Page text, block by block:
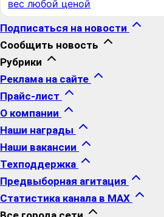
вес любой ценой
Подписаться на новости
Сообщить новость
Рубрики
Реклама на сайте
Прайс-лист
О компании
Наши награды
Наши вакансии
Техподдержка
Предвыборная агитация
Статистика канала в MAX